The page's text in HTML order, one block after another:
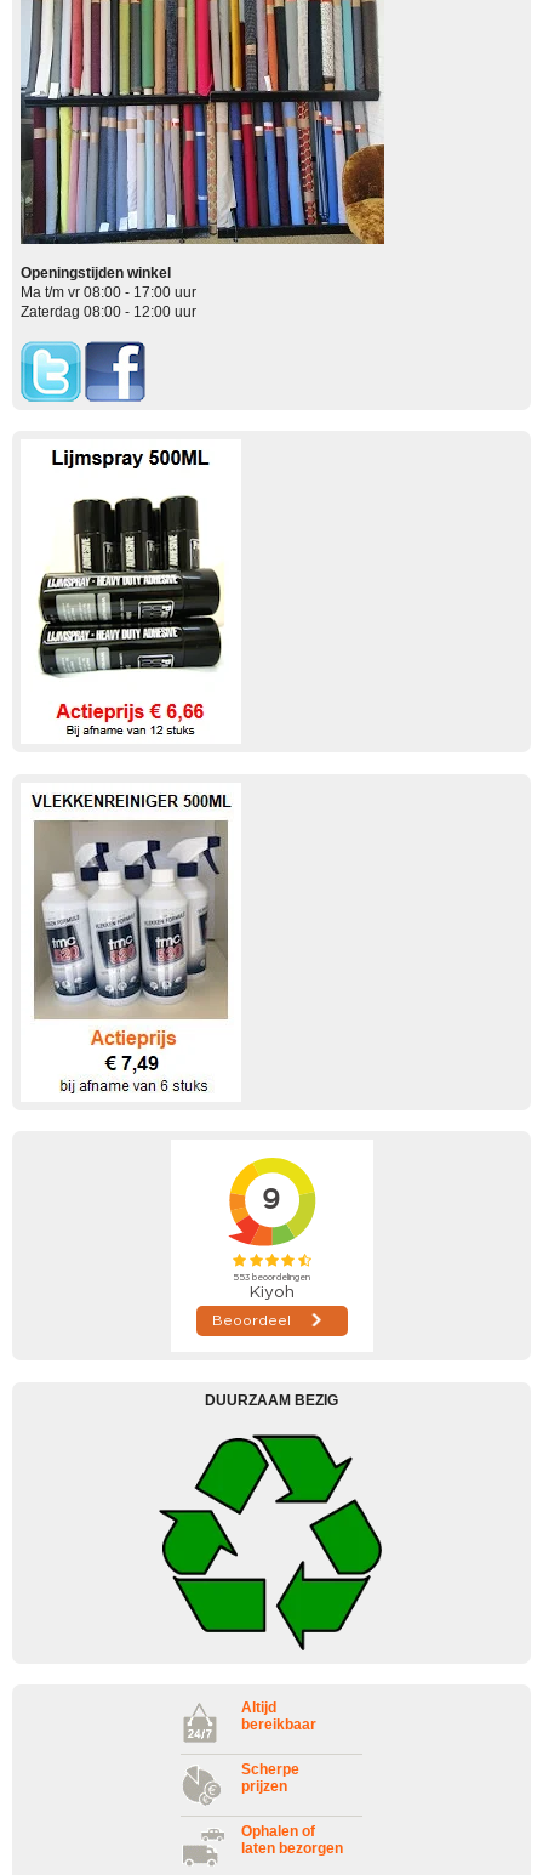
Openingstijden winkel
Ma t/m vr 08:00 - 17:00 uur
Zaterdag 08:00 - 12:00 uur
DUURZAAM BEZIG
Altijd
bereikbaar
Scherpe
prijzen
Ophalen of
laten bezorgen